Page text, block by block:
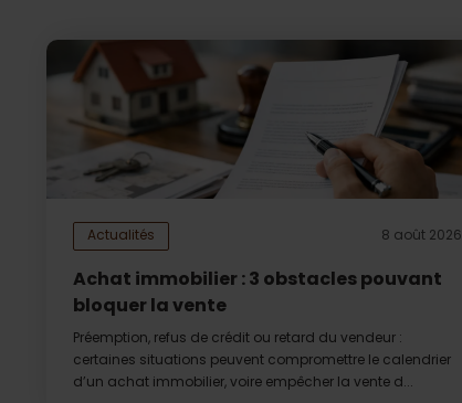
Actualités 8 août 2026
Achat immobilier : 3 obstacles pouvant
bloquer la vente
Préemption, refus de crédit ou retard du vendeur :
certaines situations peuvent compromettre le calendrier
d’un achat immobilier, voire empêcher la vente d...